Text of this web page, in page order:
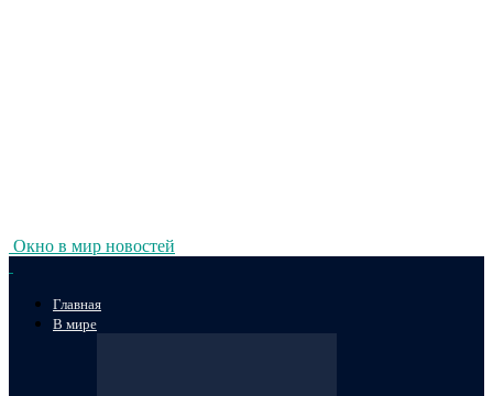
Окно в мир новостей
Главная
В мире